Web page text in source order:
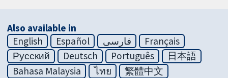
Also available in
English
Español فارسی
Français
Русский
Deutsch Português
日本語
Bahasa Malaysia
ไทย
繁體中文